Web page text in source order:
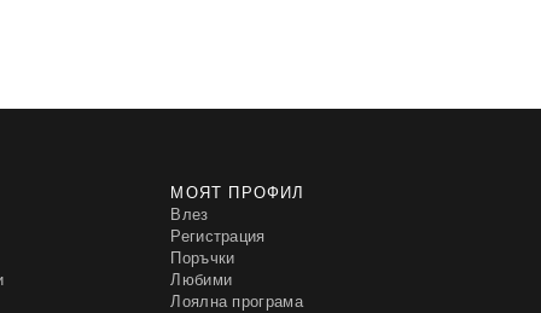
МОЯТ ПРОФИЛ
Влез
Регистрация
Поръчки
Любими
Лоялна програма